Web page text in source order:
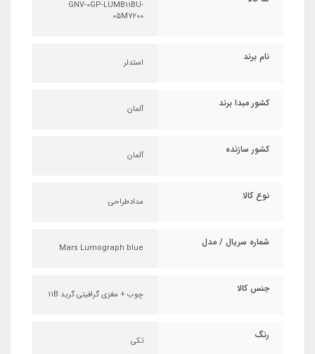
GNV-0GP-LUMB11BU-
05M7200
نام برند استدلر
کشور مبدا برند آلمان
کشور سازنده آلمان
نوع کالا مدادطراحی
شماره سریال / مدل Mars Lumograph blue
جنس کالا چوب + مغزی گرافیتی گرید 11B
رنگ تکی